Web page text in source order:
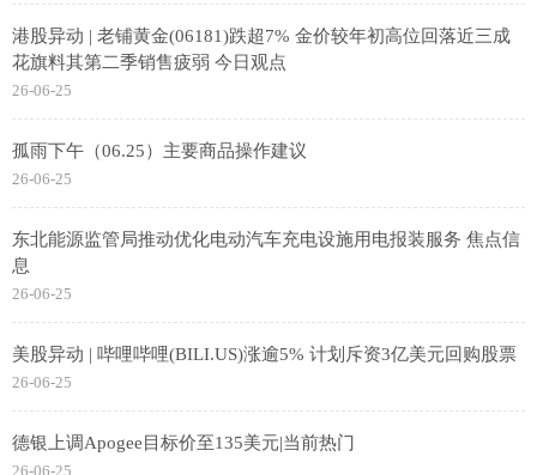
港股异动 | 老铺黄金(06181)跌超7% 金价较年初高位回落近三成
花旗料其第二季销售疲弱 今日观点
26-06-25
孤雨下午（06.25）主要商品操作建议
26-06-25
东北能源监管局推动优化电动汽车充电设施用电报装服务 焦点信
息
26-06-25
美股异动 | 哔哩哔哩(BILI.US)涨逾5% 计划斥资3亿美元回购股票
26-06-25
德银上调Apogee目标价至135美元|当前热门
26-06-25